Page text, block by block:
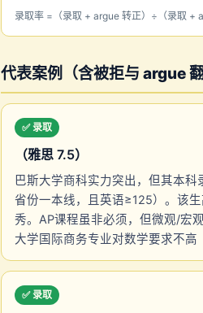
录取率 =（录取 + argue 转正）÷（录取 +
代表案例（含被拒与 argue 翻
✅ 录取
（雅思 7.5）
巴斯大学商科实力突出，但其本
省份一本线，且英语≥125）。该
秀。AP课程虽非必须，但微观/宏
大学国际商务专业对数学要求不高
✅ 录取